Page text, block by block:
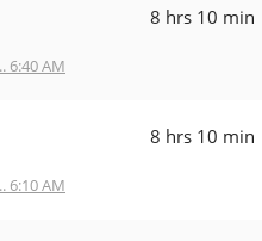
6:40 AM
8 hrs 10 min
6:10 AM
8 hrs 10 min